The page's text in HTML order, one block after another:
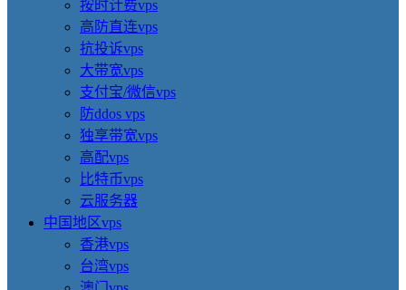
按时计费vps
高防直连vps
抗投诉vps
大带宽vps
支付宝/微信vps
防ddos vps
独享带宽vps
高配vps
比特币vps
云服务器
中国地区vps
香港vps
台湾vps